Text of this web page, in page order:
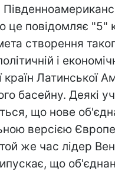
це повідомляє "5"
створення
і
країн Латинської
басейну. Деякі
що нове
версією
же час лідер
що